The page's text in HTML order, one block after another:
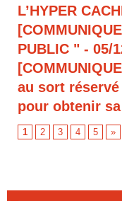
L’HYPER
PUBLIC " - 05/
au sort
pour obtenir
1 2 3 4 5 »